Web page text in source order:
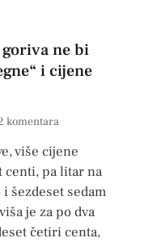
ne bi
i cijene
komentara
više cijene
centi, pa litar na
šezdeset sedam
je za po dva
četiri centa,